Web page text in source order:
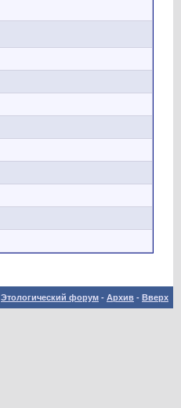
Этологический форум - Архив - Вверх